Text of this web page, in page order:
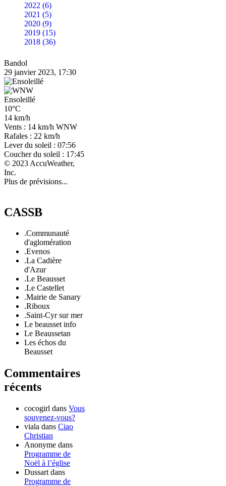
2022 (6)
2021 (5)
2020 (9)
2019 (15)
2018 (36)
Bandol
29 janvier 2023, 17:30
Ensoleillé
10°C
14 km/h
Vents : 14 km/h WNW
Rafales : 22 km/h
Lever du soleil : 07:56
Coucher du soleil : 17:45
© 2023 AccuWeather,
Inc.
Plus de prévisions...
CASSB
.Communauté
d'aglomération
.Evenos
.La Cadière
d'Azur
.Le Beausset
.Le Castellet
.Mairie de Sanary
.Riboux
.Saint-Cyr sur mer
Le beausset info
Le Beaussetan
Les échos du
Beausset
Commentaires
récents
cocogirl dans Vous
souvenez-vous?
viala dans Ciao
Christian
Anonyme dans
Programme de
Noël à l’église
Dussart dans
Programme de